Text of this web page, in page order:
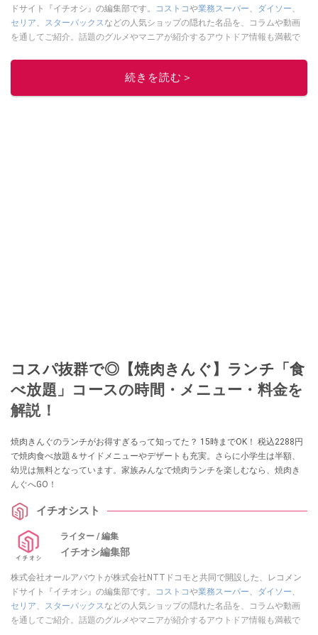
ドサイト『イチオシ』の編集部です。
コストコや業務スーパー ダイソー
セリア
スターバックス などの人気ショップの隠れた名品を、コラムや動画
を通してご紹介。話題のグルメやマニアが紹介するアウトドア情報も満載で
レビューしています。毎日トレンド情報をお届けしているので、ぜひ
してください！続きを読む＞
コスパ抜群で◎【焼肉きんぐ】ランチ「食
べ放題」コースの時間・メニュー・料金を
解説！
焼肉きんぐのランチがお得すぎるって知ってた？ 15時までOK！ 税込2288円
で焼肉食べ放題＆サイドメニューやデザートも充実。さらに小学生は半額、
幼児は無料となっています。家族みんなで焼肉ランチを楽しむなら、焼肉き
んぐへGO！
イチオシスト
ライター / 編集
イチオシ編集部
株式会社オールアバウトが株式会社NTTドコモと共同で開設した、レコメン
ドサイト『イチオシ』の編集部です。
コストコや業務スーパー ダイソー
セリア
スターバックス などの人気ショップの隠れた名品を、コラムや動画
を通してご紹介。話題のグルメやマニアが紹介するアウトドア情報も満載で